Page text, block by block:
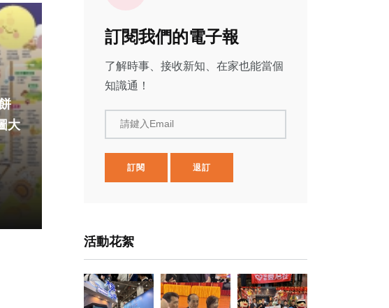
大
訂閱我們的電子報
了解時事、接收新知、在家也能當個
知識通！
請鍵入Email
訂閱 退訂
活動花絮